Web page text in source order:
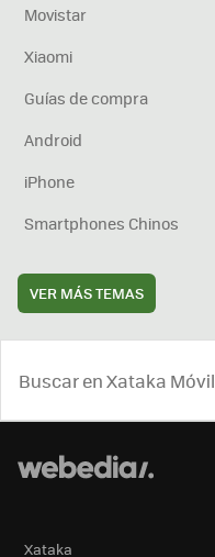
Movistar
Xiaomi
Guías de compra
Android
iPhone
Smartphones Chinos
VER MÁS TEMAS
Xataka